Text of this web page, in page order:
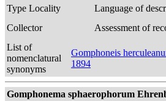
Type Locality
Language of
Collector
Assessment of
List of
nomenclatural
synonyms
Gomphoneis
1894
Gomphonema sphaerophorum